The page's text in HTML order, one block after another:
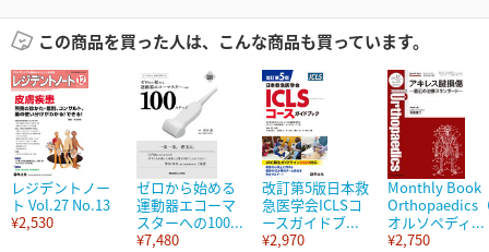
この商品を買った人は、こんな商品も買っています。
レジデントノー
ト Vol.27 No.13
¥2,530
ゼロから始める
運動器エコーマ
スターへの100...
¥7,480
改訂第5版日本救
急医学会ICLSコ
ースガイドブ...
¥2,970
Monthly Book
Orthopaedics
オルソペディ...
¥2,750